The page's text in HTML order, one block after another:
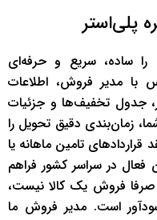
پلی‌استر
را ساده، سریع و حرفه‌ای
با مدیر فروش، اطلاعات
جدول تخفیف‌ها و جزئیات
زمان‌بندی دقیق تحویل را
تامین ماهانه یا
فعال در سراسر کشور فراهم
فروش یک کالا نیست،
است. مدیر فروش ما